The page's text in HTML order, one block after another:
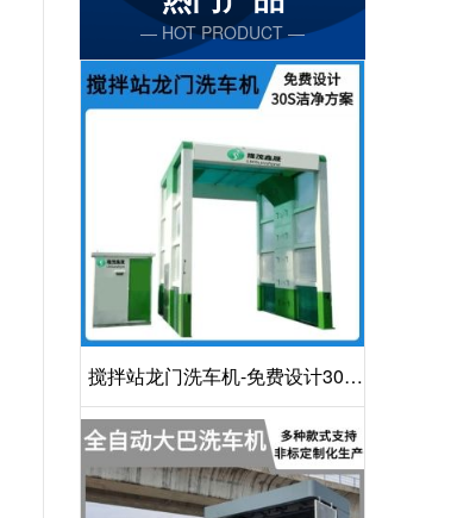
— HOT PRODUCT —
搅拌站龙门洗车机-免费设计30S
洁净方案[隆茂鑫晟]